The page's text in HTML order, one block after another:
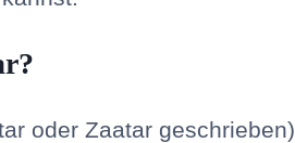
oder Zaatar